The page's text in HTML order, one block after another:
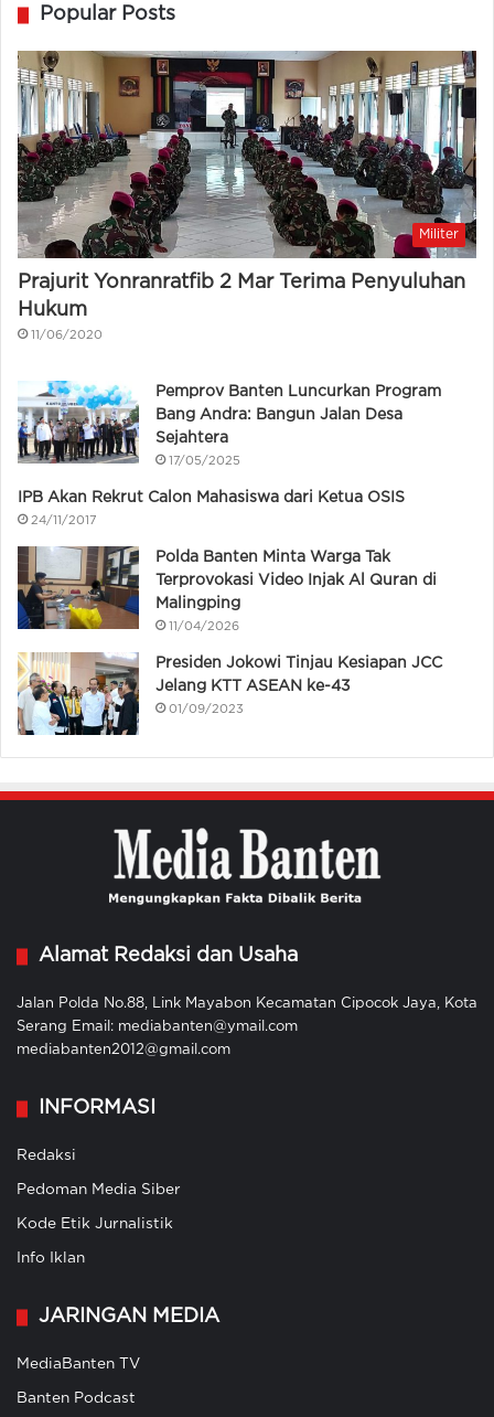
Popular Posts
Militer
Prajurit Yonranratfib 2 Mar Terima Penyuluhan
Hukum
11/06/2020
Pemprov Banten Luncurkan Program
Bang Andra: Bangun Jalan Desa
Sejahtera
17/05/2025
IPB Akan Rekrut Calon Mahasiswa dari Ketua OSIS
24/11/2017
Polda Banten Minta Warga Tak
Terprovokasi Video Injak Al Quran di
Malingping
11/04/2026
Presiden Jokowi Tinjau Kesiapan JCC
Jelang KTT ASEAN ke-43
01/09/2023
Alamat Redaksi dan Usaha
Jalan Polda No.88, Link Mayabon Kecamatan Cipocok Jaya, Kota
Serang Email: mediabanten@ymail.com
mediabanten2012@gmail.com
INFORMASI
Redaksi
Pedoman Media Siber
Kode Etik Jurnalistik
Info Iklan
JARINGAN MEDIA
MediaBanten TV
Banten Podcast